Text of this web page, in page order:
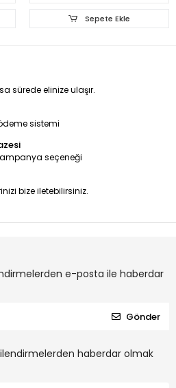
Sepete Ekle
sürede elinize ulaşır.
sistemi
seçeneği
bize iletebilirsiniz.
e-posta ile haberdar
Gönder
haberdar olmak